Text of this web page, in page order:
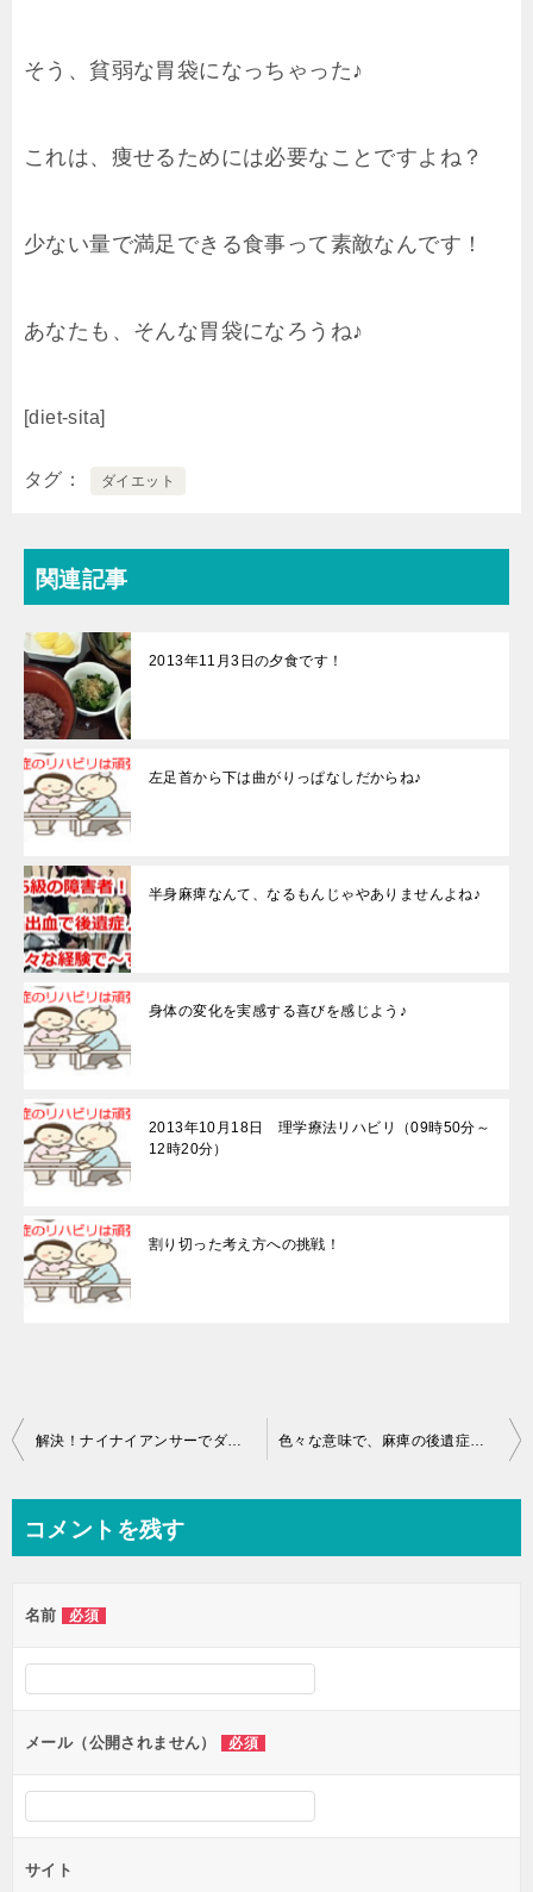
そう、貧弱な胃袋になっちゃった♪
これは、痩せるためには必要なことですよね？
少ない量で満足できる食事って素敵なんです！
あなたも、そんな胃袋になろうね♪
[diet-sita]
タグ ダイエット
関連記事
2013年11月3日の夕食です！
左足首から下は曲がりっぱなしだからね♪
半身麻痺なんて、なるもんじゃやありませんよね♪
身体の変化を実感する喜びを感じよう♪
2013年10月18日 理学療法リハビリ（09時50分～
12時20分）
割り切った考え方への挑戦！
投
ビ
ー
シ
ン
解決！ナイナイアンサーでダイエット企画をやってましたね♪ 色々な意味で、麻痺の後遺症に慣れるということは大切なんです！
コメントを残す
名前 必須
メール（公開されません） 必須
サイト